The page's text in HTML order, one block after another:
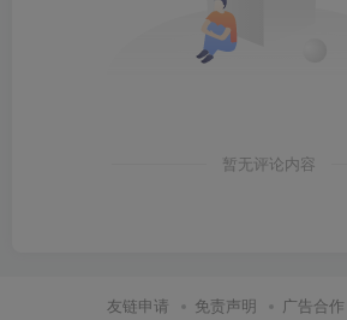
暂无评论内容
友链申请 免责声明 广告合作